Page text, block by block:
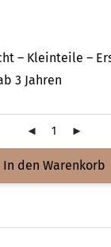
– Kleinteile –
3 Jahren
In den Warenkorb